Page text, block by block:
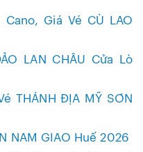
Cano, Giá Vé CÙ LAO
LAN CHÂU Cửa Lò
THÁNH ĐỊA MỸ SƠN
NAM GIAO Huế 2026